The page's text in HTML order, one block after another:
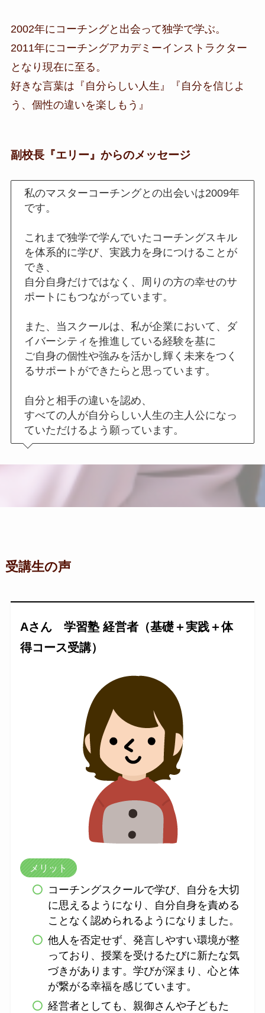
2002年にコーチングと出会って独学で学ぶ。
2011年にコーチングアカデミーインストラクター
となり現在に至る。
好きな言葉は『自分らしい人生』『自分を信じよ
う、個性の違いを楽しもう』
副校長『エリー』からのメッセージ
私のマスターコーチングとの出会いは2009年
です。
これまで独学で学んでいたコーチングスキル
を体系的に学び、実践力を身につけることが
でき、
自分自身だけではなく、周りの方の幸せのサ
ポートにもつながっています。
また、当スクールは、私が企業において、ダ
イバーシティを推進している経験を基に
ご自身の個性や強みを活かし輝く未来をつく
るサポートができたらと思っています。
自分と相手の違いを認め、
すべての人が自分らしい人生の主人公になっ
ていただけるよう願っています。
受講生の声
Aさん 学習塾 経営者（基礎＋実践＋体
得コース受講）
メリット
コーチングスクールで学び、自分を大切
に思えるようになり、自分自身を責める
ことなく認められるようになりました。
他人を否定せず、発言しやすい環境が整
っており、授業を受けるたびに新たな気
づきがあります。学びが深まり、心と体
が繋がる幸福を感じています。
経営者としても、親御さんや子どもた